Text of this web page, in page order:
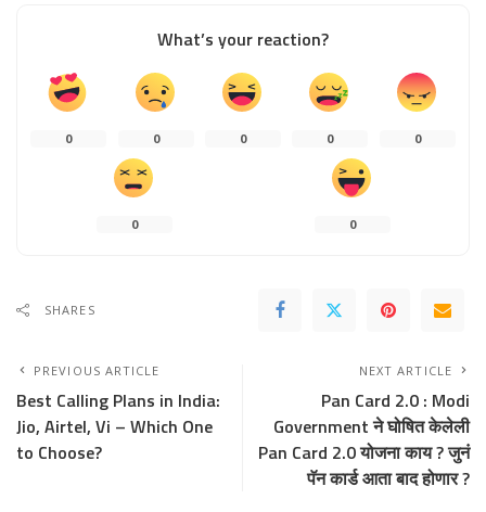
What’s your reaction?
0 0 0 0 0
0 0
SHARES
PREVIOUS ARTICLE
Best Calling Plans in India:
Jio, Airtel, Vi – Which One
to Choose?
NEXT ARTICLE
Pan Card 2.0 : Modi
Government ने घोषित केलेली
Pan Card 2.0 योजना काय ? जुनं
पॅन कार्ड आता बाद होणार ?